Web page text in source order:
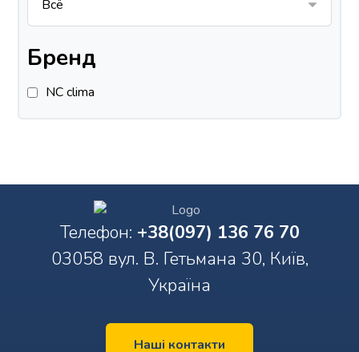
Бренд
NC clima
Телефон: +38(097) 136 76 70
03058 вул. В. Гетьмана 30, Київ,
Україна
Наші контакти